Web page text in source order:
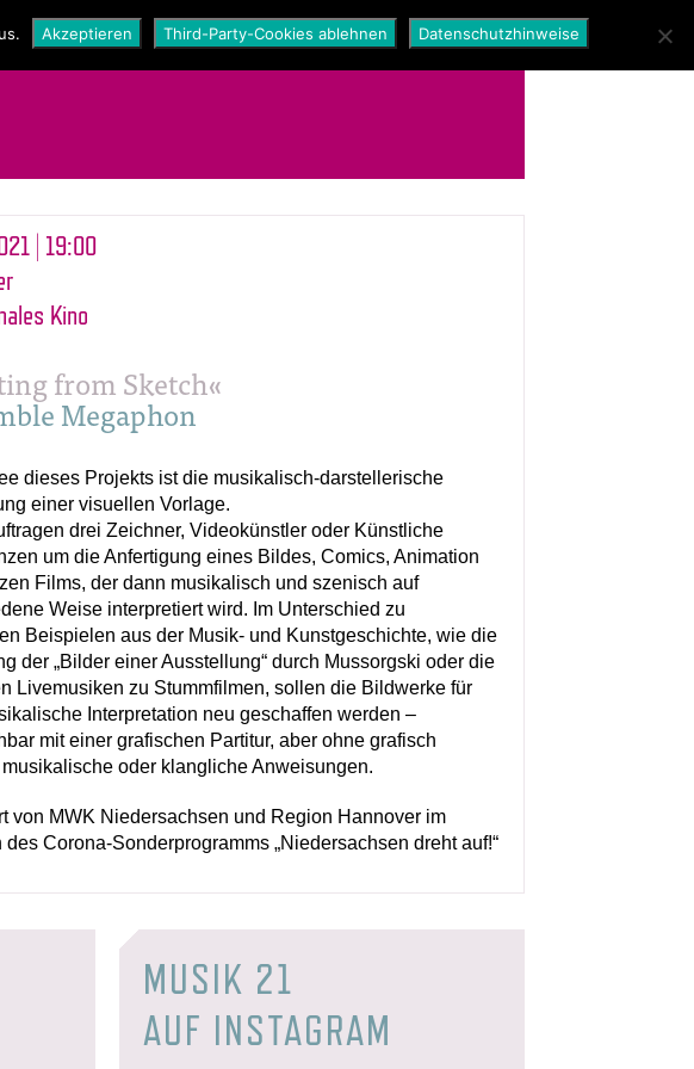
| 19:00
Kino
from Sketch«
Megaphon
dieses Projekts ist die musikalisch-darstellerische
einer visuellen Vorlage.
drei Zeichner, Videokünstler oder Künstliche
um die Anfertigung eines Bildes, Comics, Animation
Films, der dann musikalisch und szenisch auf
Weise interpretiert wird. Im Unterschied zu
Beispielen aus der Musik- und Kunstgeschichte, wie die
der „Bilder einer Ausstellung“ durch Mussorgski oder die
Livemusiken zu Stummfilmen, sollen die Bildwerke für
Interpretation neu geschaffen werden –
mit einer grafischen Partitur, aber ohne grafisch
oder klangliche Anweisungen.
von MWK Niedersachsen und Region Hannover im
des Corona-Sonderprogramms „Niedersachsen dreht auf!“
MUSIK 21
AUF INSTAGRAM
Akzeptieren Third-Party-Cookies ablehnen Datenschutzhinweise